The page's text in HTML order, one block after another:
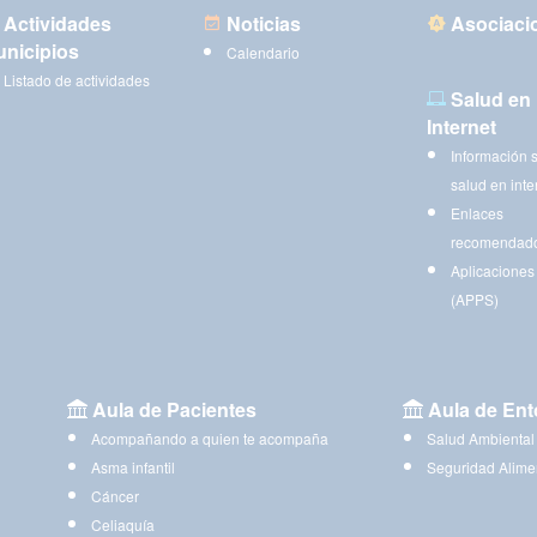
Listado de actividades
Noticias
Calendario
Salud en
Internet
Información
salud en
Enlaces
(APPS)
Aula de Pacientes
Acompañando a quien te acompaña
Asma infantil
Cáncer
Celiaquía
Aula de
Salud Ambiental
Seguridad